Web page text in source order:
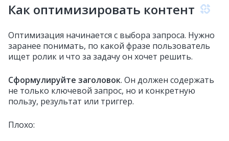
Как оптимизировать контент
Оптимизация начинается с выбора запроса. Нужно
заранее понимать, по какой фразе пользователь
ищет ролик и что за задачу он хочет решить.
Сформулируйте заголовок. Он должен содержать
не только ключевой запрос, но и конкретную
пользу, результат или триггер.
Плохо: